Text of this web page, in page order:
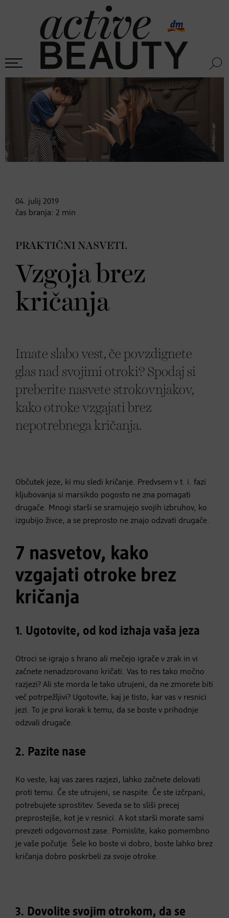
04. julij 2019
čas branja: 2 min
PRAKTIČNI NASVETI.
Vzgoja brez
kričanja
Imate slabo vest, če povzdignete
glas nad svojimi otroki? Spodaj si
preberite nasvete strokovnjakov,
kako otroke vzgajati brez
nepotrebnega kričanja.
Občutek jeze, ki mu sledi kričanje. Predvsem v t. i. fazi
kljubovanja si marsikdo pogosto ne zna pomagati
drugače. Mnogi starši se sramujejo svojih izbruhov, ko
izgubijo živce, a se preprosto ne znajo odzvati drugače.
7 nasvetov, kako
vzgajati otroke brez
kričanja
1. Ugotovite, od kod izhaja vaša jeza
Otroci se igrajo s hrano ali mečejo igrače v zrak in vi
začnete nenadzorovano kričati. Vas to res tako močno
razjezi? Ali ste morda le tako utrujeni, da ne zmorete biti
več potrpežljivi? Ugotovite, kaj je tisto, kar vas v resnici
jezi. To je prvi korak k temu, da se boste v prihodnje
odzvali drugače.
2. Pazite nase
Ko veste, kaj vas zares razjezi, lahko začnete delovati
proti temu. Če ste utrujeni, se naspite. Če ste izčrpani,
potrebujete sprostitev. Seveda se to sliši precej
preprostejše, kot je v resnici. A kot starši morate sami
prevzeti odgovornost zase. Pomislite, kako pomembno
je vaše počutje. Šele ko boste vi dobro, boste lahko brez
kričanja dobro poskrbeli za svoje otroke.
3. Dovolite svojim otrokom, da se